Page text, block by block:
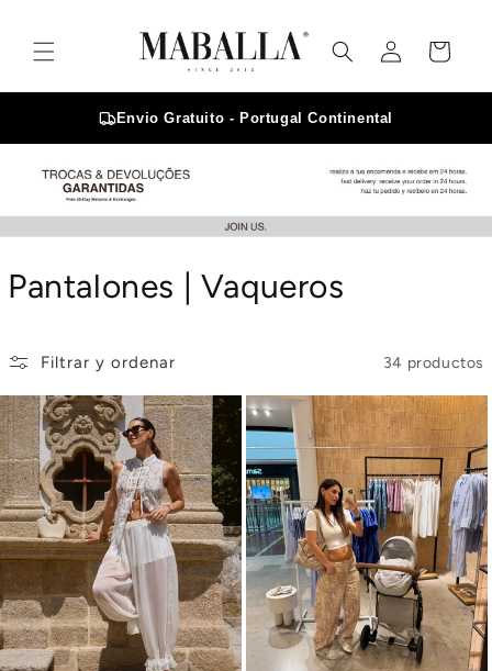
al contenido
Iniciar
sesión
Carrito
Envio Gratuito - Portugal Continental
C
l
e
c
c
i
ó
n
Pantalones | Vaqueros
Filtrar y ordenar 34 productos